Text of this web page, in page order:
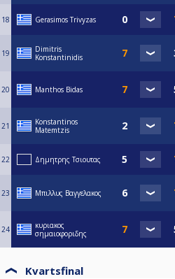
18 Gerasimos Trivyzas
19
Dimitris
Konstantinidis
20 Manthos Bidas
21
Konstantinos
Matemtzis
22 Δημητρης Τσιουτας
23 Μπιλλυς Βαγγελακος
24
κυριακος
σημαιοφοριδης
Kvartsfinal